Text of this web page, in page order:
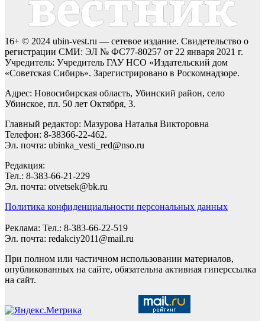
16+ © 2024 ubin-vest.ru — сетевое издание. Свидетельство о
регистрации СМИ: ЭЛ № ФС77-80257 от 22 января 2021 г.
Учредитель: Учредитель ГАУ НСО «Издательский дом
«Советская Сибирь». Зарегистрировано в Роскомнадзоре.
Адрес: Новосибирская область, Убинский район, село
Убинское, пл. 50 лет Октября, 3.
Главный редактор: Мазурова Наталья Викторовна
Телефон: 8-38366-22-462.
Эл. почта: ubinka_vesti_red@nso.ru
Редакция:
Тел.: 8-383-66-21-229
Эл. почта: otvetsek@bk.ru
Политика конфиденциальности персональных данных
Реклама: Тел.: 8-383-66-22-519
Эл. почта: redakciy2011@mail.ru
При полном или частичном использовании материалов,
опубликованных на сайте, обязательна активная гиперссылка
на сайт.